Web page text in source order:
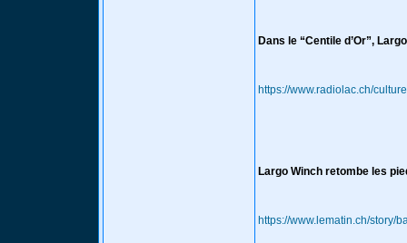
Dans le “Centile d’Or”,
https://www.radiolac.ch/
Largo Winch retombe les
https://www.lematin.ch/story/